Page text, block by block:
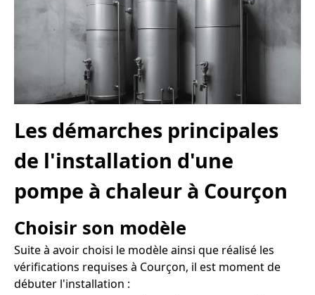
Les démarches principales
de l'installation d'une
pompe à chaleur à Courçon
Choisir son modèle
Suite à avoir choisi le modèle ainsi que réalisé les
vérifications requises à Courçon, il est moment de
débuter l'installation :